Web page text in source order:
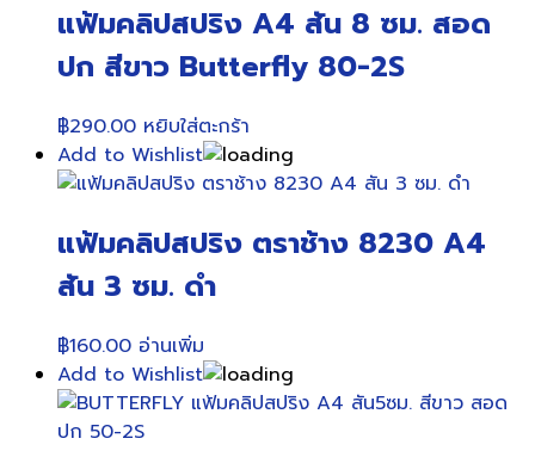
แฟ้มคลิปสปริง A4 สัน 8 ซม. สอด
ปก สีขาว Butterfly 80-2S
฿290.00 หยิบใส่ตะกร้า
Add to Wishlist
แฟ้มคลิปสปริง ตราช้าง 8230 A4
สัน 3 ซม. ดำ
฿160.00 อ่านเพิ่ม
Add to Wishlist